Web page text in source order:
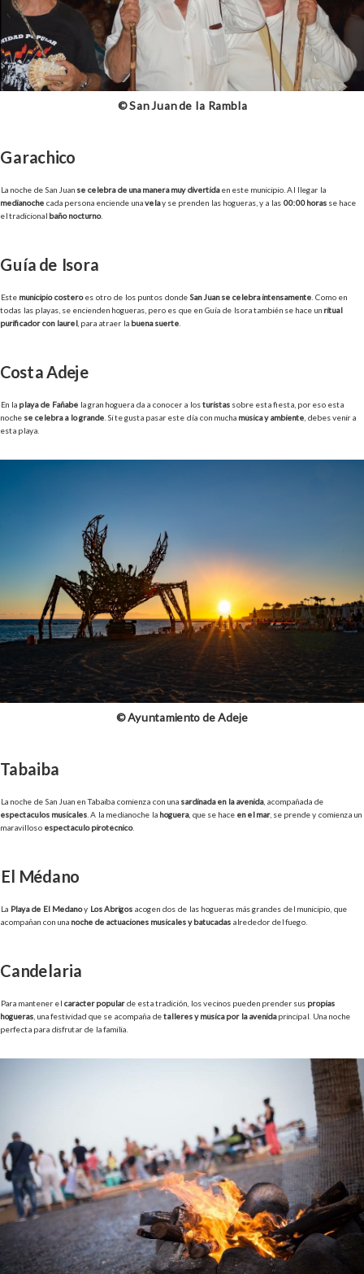
© San Juan de la Rambla
Garachico
La noche de San Juan se celebra de una manera muy divertidaen este municipio. Al llegar la
medianoche cada persona enciende unavelay se prenden las hogueras, y a las 00:00 horas se hace
el tradicional baño nocturno.
Guía de Isora
Este municipio costeroes otro de los puntos donde San Juan se celebra intensamente . Como en
todas las playas, se encienden hogueras, pero es que en Guía de Isora también se hace un ritual
purificador con laurel, para atraer la buena suerte
Costa Adeje
En la playa de Fañabé la gran hoguera da a conocer a losturistas sobre esta fiesta, por eso esta
noche se celebra a lo grande . Si te gusta pasar este día con mucha música y ambiente , debes venir a
esta playa.
© Ayuntamiento de Adeje
Tabaiba
La noche de San Juan en Tabaiba comienza con una sardinada en la avenida, acompañada de
espectáculos musicales . A la medianoche la hoguera, que se hace en el mar, se prende y comienza un
maravilloso espectáculo pirotécnico.
El Médano
La Playa de El Médanoy Los Abrigos acogen dos de las hogueras más grandes del municipio, que
acompañan con una noche de actuaciones musicales y batucadas alrededor del fuego.
Candelaria
Para mantener el carácter popularde esta tradición, los vecinos pueden prender sus propias
hogueras , una festividad que se acompaña detalleres y música por la avenidaprincipal. Una noche
perfecta para disfrutar de la familia.